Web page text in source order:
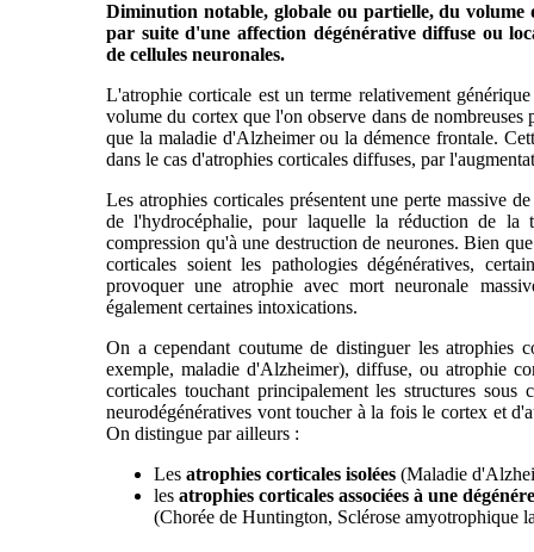
Diminution notable, globale ou partielle, du
par suite d'une affection dégénérative diffuse ou
de cellules neuronales.
L'atrophie corticale est un terme relativement
volume du cortex que l'on observe dans de nombreuses
que la maladie d'Alzheimer ou la démence frontale.
dans le cas d'atrophies corticales diffuses, par
Les atrophies corticales présentent une perte massive
de l'hydrocéphalie, pour laquelle la réduction de la
compression qu'à une destruction de neurones. Bien
corticales soient les pathologies dégénératives,
provoquer une atrophie avec mort neuronale
également certaines intoxications.
On a cependant coutume de distinguer les atrophies
exemple, maladie d'Alzheimer), diffuse, ou atrophie
corticales touchant principalement les structures sous
neurodégénératives vont toucher à la fois le cortex et
On distingue par ailleurs :
Les atrophies corticales isolées (Maladie
les atrophies corticales associées à une
(Chorée de Huntington, Sclérose amyotrophique